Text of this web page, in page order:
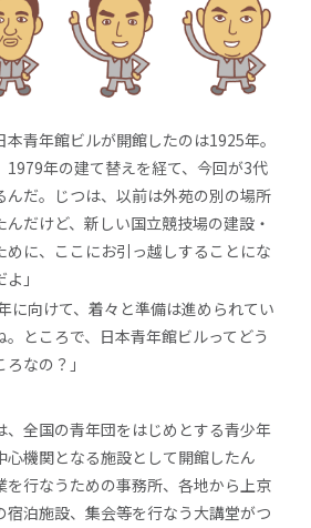
本青年館ビルが開館したのは1925年。
1979年の建て替えを経て、今回が3代
んだ。じつは、以前は外苑の別の場所
んだけど、新しい国立競技場の建設・
めに、ここにお引っ越しすることにな
」
に向けて、着々と準備は進められてい
。ところで、日本青年館ビルってどう
なの？」
、全国の青年団をはじめとする青少年
心機関となる施設として開館したん
を行なうための事務所、各地から上京
宿泊施設、集会等を行なう大講堂がつ